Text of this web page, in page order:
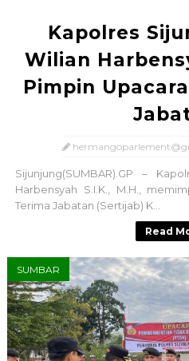
Kapolres
Wilian
Pimpin
Sijunjung(SUMBAR).GP –
Harbensyah S.I.K., M.H.,
Terima Jabatan (Sertijab) K...
Read
SUMBAR